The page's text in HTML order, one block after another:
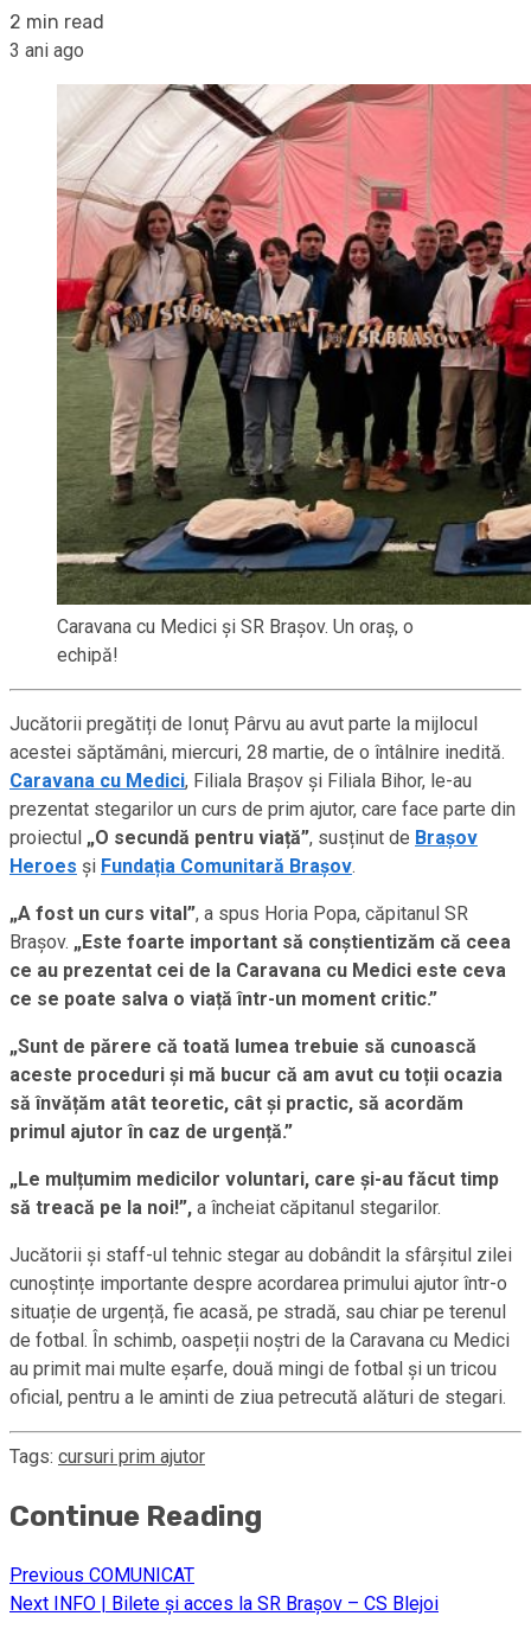
2 min read
3 ani ago
Caravana cu Medici și SR Brașov. Un oraș, o
echipă!
Jucătorii pregătiți de Ionuț Pârvu au avut parte la mijlocul
acestei săptămâni, miercuri, 28 martie, de o întâlnire inedită.
Caravana cu Medici, Filiala Brașov și Filiala Bihor, le-au
prezentat stegarilor un curs de prim ajutor, care face parte din
proiectul „O secundă pentru viață”, susținut de Brașov
Heroes și Fundația Comunitară Brașov.
„A fost un curs vital”, a spus Horia Popa, căpitanul SR
Brașov. „Este foarte important să conștientizăm că ceea
ce au prezentat cei de la Caravana cu Medici este ceva
ce se poate salva o viață într-un moment critic.”
„Sunt de părere că toată lumea trebuie să cunoască
aceste proceduri și mă bucur că am avut cu toții ocazia
să învățăm atât teoretic, cât și practic, să acordăm
primul ajutor în caz de urgență.”
„Le mulțumim medicilor voluntari, care și-au făcut timp
să treacă pe la noi!”, a încheiat căpitanul stegarilor.
Jucătorii și staff-ul tehnic stegar au dobândit la sfârșitul zilei
cunoștințe importante despre acordarea primului ajutor într-o
situație de urgență, fie acasă, pe stradă, sau chiar pe terenul
de fotbal. În schimb, oaspeții noștri de la Caravana cu Medici
au primit mai multe eșarfe, două mingi de fotbal și un tricou
oficial, pentru a le aminti de ziua petrecută alături de stegari.
Tags: cursuri prim ajutor
Continue Reading
Previous COMUNICAT
Next INFO | Bilete și acces la SR Brașov – CS Blejoi